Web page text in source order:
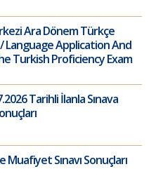
Ara Dönem Türkçe
/ Language Application And
Turkish Proficiency Exam
Tarihli İlanla Sınava
Sınavı Sonuçları